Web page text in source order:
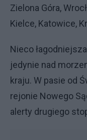
Zielona Góra,
Kielce, Katowice,
Nieco
jedynie nad
kraju. W pasie od
rejonie Nowego
alerty drugiego